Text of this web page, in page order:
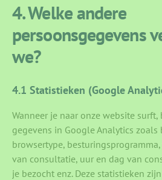
4. Welke andere
persoonsgegevens
we?
4.1 Statistieken (Google
Wanneer je naar onze website
gegevens in Google Analytics
browsertype,
van consultatie, uur en dag van
je bezocht enz. Deze statistieken